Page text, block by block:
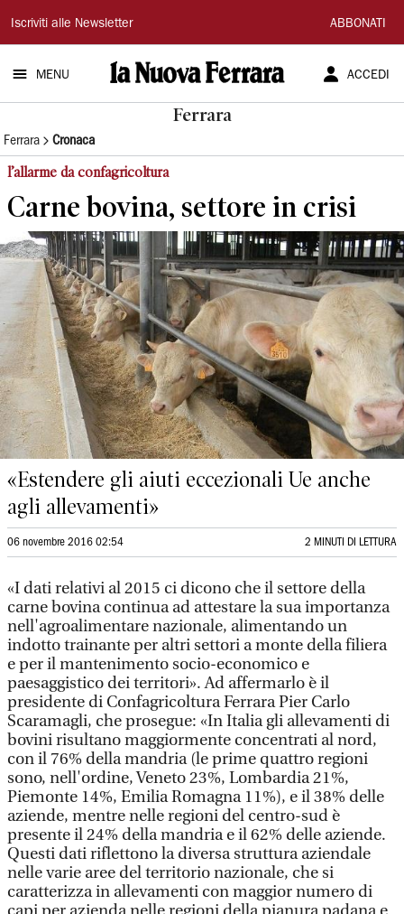
La
Nuova
Ferrara
Iscriviti alle Newsletter ABBONATI
MENU ACCEDI
Ferrara
Ferrara Cronaca
l’allarme da confagricoltura
Carne bovina, settore in crisi
«Estendere gli aiuti eccezionali Ue anche
agli allevamenti»
06 novembre 2016 02:54 2 MINUTI DI LETTURA
«I dati relativi al 2015 ci dicono che il settore della
carne bovina continua ad attestare la sua importanza
nell'agroalimentare nazionale, alimentando un
indotto trainante per altri settori a monte della filiera
e per il mantenimento socio-economico e
paesaggistico dei territori». Ad affermarlo è il
presidente di Confagricoltura Ferrara Pier Carlo
Scaramagli, che prosegue: «In Italia gli allevamenti di
bovini risultano maggiormente concentrati al nord,
con il 76% della mandria (le prime quattro regioni
sono, nell'ordine, Veneto 23%, Lombardia 21%,
Piemonte 14%, Emilia Romagna 11%), e il 38% delle
aziende, mentre nelle regioni del centro-sud è
presente il 24% della mandria e il 62% delle aziende.
Questi dati riflettono la diversa struttura aziendale
nelle varie aree del territorio nazionale, che si
caratterizza in allevamenti con maggior numero di